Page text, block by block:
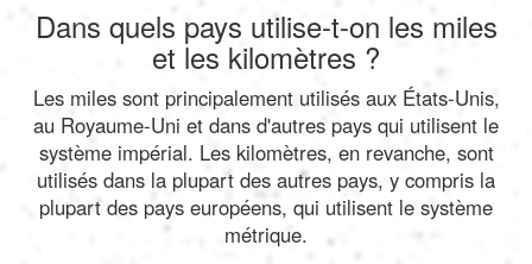
Dans quels pays utilise-t-on les miles
et les kilomètres ?
Les miles sont principalement utilisés aux États-Unis,
au Royaume-Uni et dans d'autres pays qui utilisent le
système impérial. Les kilomètres, en revanche, sont
utilisés dans la plupart des autres pays, y compris la
plupart des pays européens, qui utilisent le système
métrique.